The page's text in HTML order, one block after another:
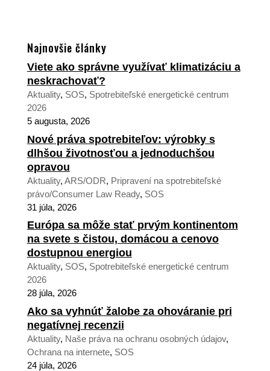
Najnovšie články
Viete ako správne využívať klimatizáciu a
neskrachovať?
Aktuality, SOS, Spotrebiteľské energetické centrum
2026
5 augusta, 2026
Nové práva spotrebiteľov: výrobky s
dlhšou životnosťou a jednoduchšou
opravou
Aktuality, ARS/ODR, Pripravení na spotrebiteľské
právo/Consumer Law Ready, SOS
31 júla, 2026
Európa sa môže stať prvým kontinentom
na svete s čistou, domácou a cenovo
dostupnou energiou
Aktuality, SOS, Spotrebiteľské energetické centrum
2026
28 júla, 2026
Ako sa vyhnúť žalobe za ohováranie pri
negatívnej recenzii
Aktuality, Naše práva na ochranu osobných údajov,
Ochrana na internete, SOS
24 júla, 2026